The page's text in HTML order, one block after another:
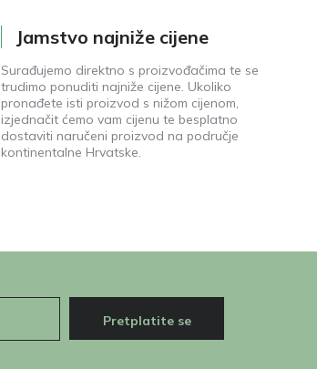
Jamstvo najniže cijene
Surađujemo direktno s proizvođačima te se
trudimo ponuditi najniže cijene. Ukoliko
pronađete isti proizvod s nižom cijenom,
izjednačit ćemo vam cijenu te besplatno
dostaviti naručeni proizvod na područje
kontinentalne Hrvatske.
Pretplatite se